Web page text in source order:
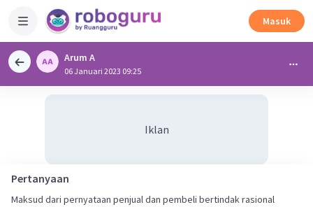
Masuk
Arum A
06 Januari 2023 09:25
Iklan
Pertanyaan
Maksud dari pernyataan penjual dan pembeli bertindak rasional